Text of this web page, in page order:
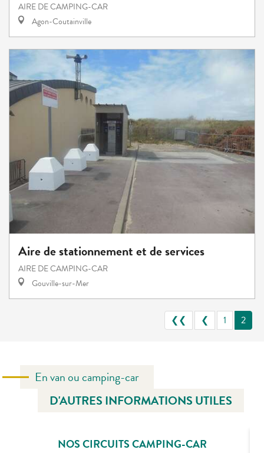
AIRE DE CAMPING-CAR
Agon-Coutainville
Aire de stationnement et de services
AIRE DE CAMPING-CAR
Gouville-sur-Mer
❮❮ ❮ 1 2
En van ou camping-car
D'AUTRES INFORMATIONS UTILES
NOS CIRCUITS CAMPING-CAR